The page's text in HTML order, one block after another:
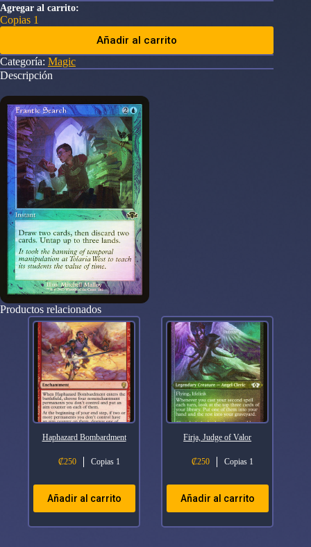
Agregar al carrito:
Copias 1
Añadir al carrito
Categoría: Magic
Descripción
Productos relacionados
Haphazard Bombardment
₡250 Copias 1
Añadir al carrito
Firja, Judge of Valor
₡250 Copias 1
Añadir al carrito